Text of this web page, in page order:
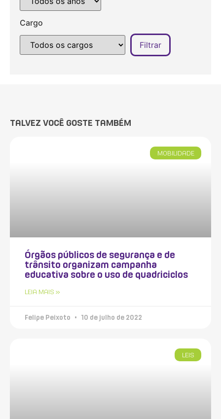
Cargo
TALVEZ VOCÊ GOSTE TAMBÉM
MOBILIDADE
Órgãos públicos de segurança e de
trânsito organizam campanha
educativa sobre o uso de quadriciclos
LEIA MAIS »
Felipe Peixoto 10 de julho de 2022
LEIS